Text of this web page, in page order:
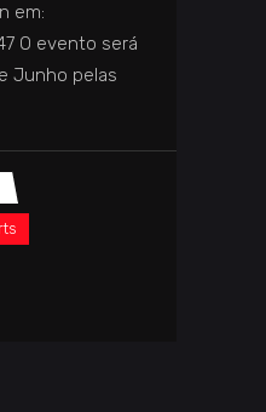
em:
O evento será
Junho pelas